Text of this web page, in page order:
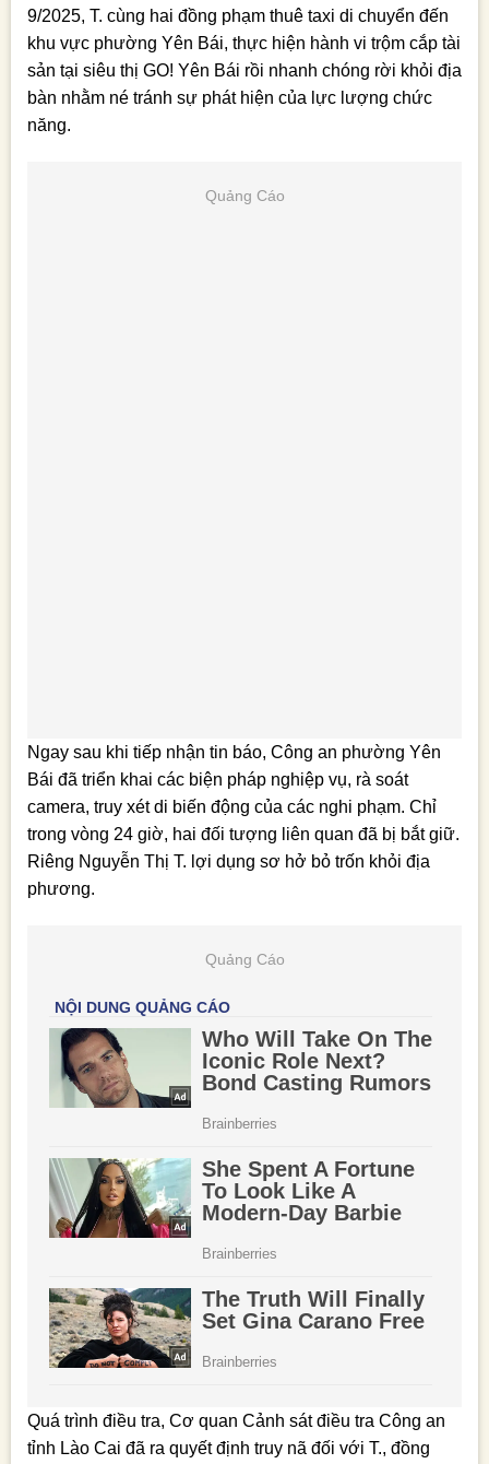
9/2025, T. cùng hai đồng phạm thuê taxi di chuyển đến
khu vực phường Yên Bái, thực hiện hành vi trộm cắp tài
sản tại siêu thị GO! Yên Bái rồi nhanh chóng rời khỏi địa
bàn nhằm né tránh sự phát hiện của lực lượng chức
năng.
Quảng Cáo
Ngay sau khi tiếp nhận tin báo, Công an phường Yên
Bái đã triển khai các biện pháp nghiệp vụ, rà soát
camera, truy xét di biến động của các nghi phạm. Chỉ
trong vòng 24 giờ, hai đối tượng liên quan đã bị bắt giữ.
Riêng Nguyễn Thị T. lợi dụng sơ hở bỏ trốn khỏi địa
phương.
Quảng Cáo
Quá trình điều tra, Cơ quan Cảnh sát điều tra Công an
tỉnh Lào Cai đã ra quyết định truy nã đối với T., đồng